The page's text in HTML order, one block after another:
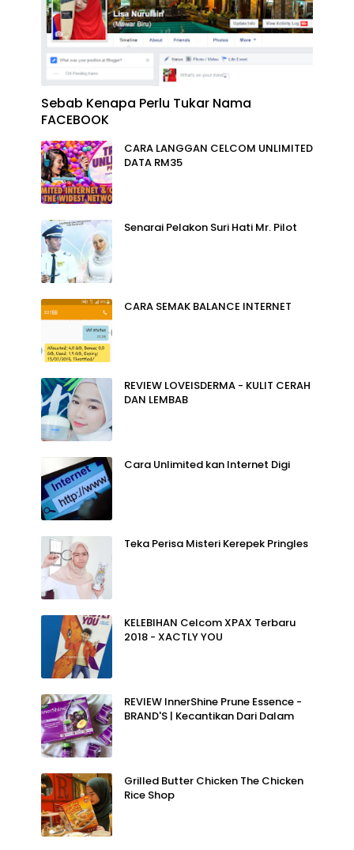
Sebab Kenapa Perlu Tukar Nama
FACEBOOK
CARA LANGGAN CELCOM UNLIMITED
DATA RM35
Senarai Pelakon Suri Hati Mr. Pilot
CARA SEMAK BALANCE INTERNET
REVIEW LOVEISDERMA - KULIT CERAH
DAN LEMBAB
Cara Unlimited kan Internet Digi
Teka Perisa Misteri Kerepek Pringles
KELEBIHAN Celcom XPAX Terbaru
2018 - XACTLY YOU
REVIEW InnerShine Prune Essence -
BRAND'S | Kecantikan Dari Dalam
Grilled Butter Chicken The Chicken
Rice Shop